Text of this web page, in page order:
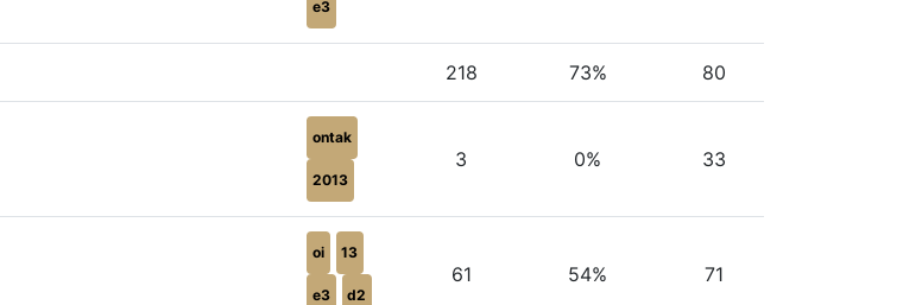
e3
218 73% 80
ontak
2013
3 0% 33
oi 13
e3 d2
61 54% 71